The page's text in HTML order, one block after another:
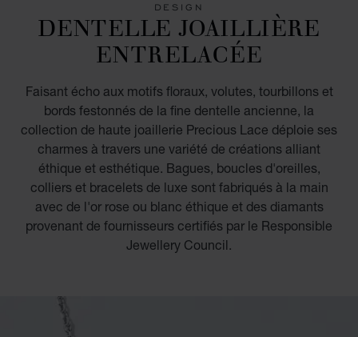
DESIGN
DENTELLE JOAILLIÈRE
ENTRELACÉE
Faisant écho aux motifs floraux, volutes, tourbillons et
bords festonnés de la fine dentelle ancienne, la
collection de haute joaillerie Precious Lace déploie ses
charmes à travers une variété de créations alliant
éthique et esthétique. Bagues, boucles d'oreilles,
colliers et bracelets de luxe sont fabriqués à la main
avec de l'or rose ou blanc éthique et des diamants
provenant de fournisseurs certifiés par le Responsible
Jewellery Council.